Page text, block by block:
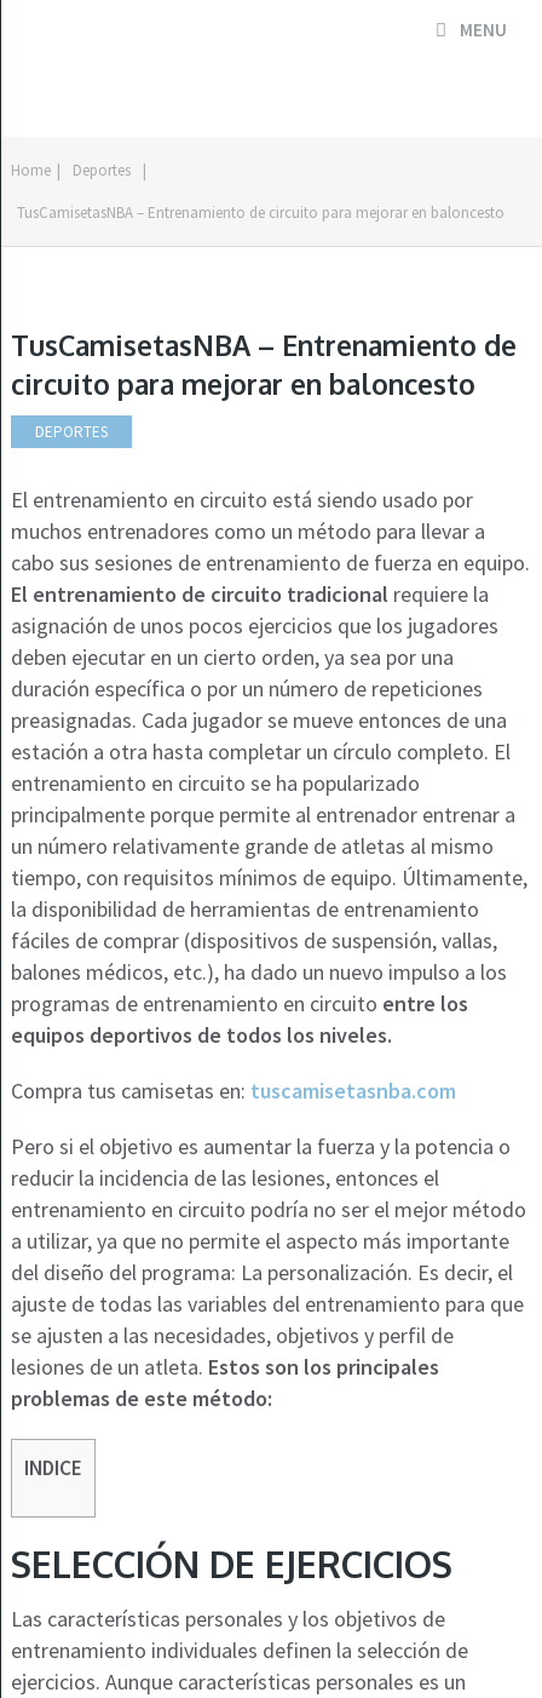
MENU
Home | Deportes |
TusCamisetasNBA – Entrenamiento de circuito para mejorar en baloncesto
TusCamisetasNBA – Entrenamiento de
circuito para mejorar en baloncesto
DEPORTES
El entrenamiento en circuito está siendo usado por
muchos entrenadores como un método para llevar a
cabo sus sesiones de entrenamiento de fuerza en equipo.
El entrenamiento de circuito tradicional requiere la
asignación de unos pocos ejercicios que los jugadores
deben ejecutar en un cierto orden, ya sea por una
duración específica o por un número de repeticiones
preasignadas. Cada jugador se mueve entonces de una
estación a otra hasta completar un círculo completo. El
entrenamiento en circuito se ha popularizado
principalmente porque permite al entrenador entrenar a
un número relativamente grande de atletas al mismo
tiempo, con requisitos mínimos de equipo. Últimamente,
la disponibilidad de herramientas de entrenamiento
fáciles de comprar (dispositivos de suspensión, vallas,
balones médicos, etc.), ha dado un nuevo impulso a los
programas de entrenamiento en circuito entre los
equipos deportivos de todos los niveles.
Compra tus camisetas en: tuscamisetasnba.com
Pero si el objetivo es aumentar la fuerza y la potencia o
reducir la incidencia de las lesiones, entonces el
entrenamiento en circuito podría no ser el mejor método
a utilizar, ya que no permite el aspecto más importante
del diseño del programa: La personalización. Es decir, el
ajuste de todas las variables del entrenamiento para que
se ajusten a las necesidades, objetivos y perfil de
lesiones de un atleta. Estos son los principales
problemas de este método:
INDICE
SELECCIÓN DE EJERCICIOS
Las características personales y los objetivos de
entrenamiento individuales definen la selección de
ejercicios. Aunque características personales es un